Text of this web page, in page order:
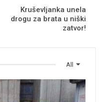
Kruševljanka unela
drogu za brata u niški
zatvor!
All